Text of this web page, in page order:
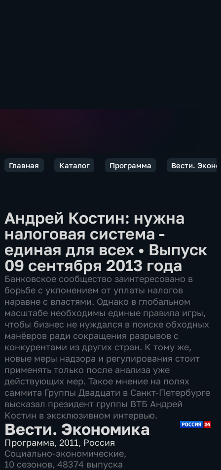
Главная Каталог Программа Вести.
Андрей Костин: нужна
налоговая система -
единая для всех • Выпуск
09 сентября 2013 года
Банковское сообщество заинтересовано в
борьбе с уклонением от уплаты налогов
наравне с властями. Однако в глобальном
масштабе необходимы единые правила игры,
чтобы бизнес не нуждался в поиске обходных
манёвров ради сокращения разрывов с
конкурентами из других стран. К тому же,
новые меры надзора и регулирования стоит
применять только после анализа уже
действующих мер. Такое мнение на полях
саммита Группы Двадцати в Санкт-Петербурге
высказал президент группы ВТБ Андрей
Костин в эксклюзивном интервью.
Вести. Экономика
Программа,2011, Россия
Социально-экономические,
10 сезонов, 48374 выпуска